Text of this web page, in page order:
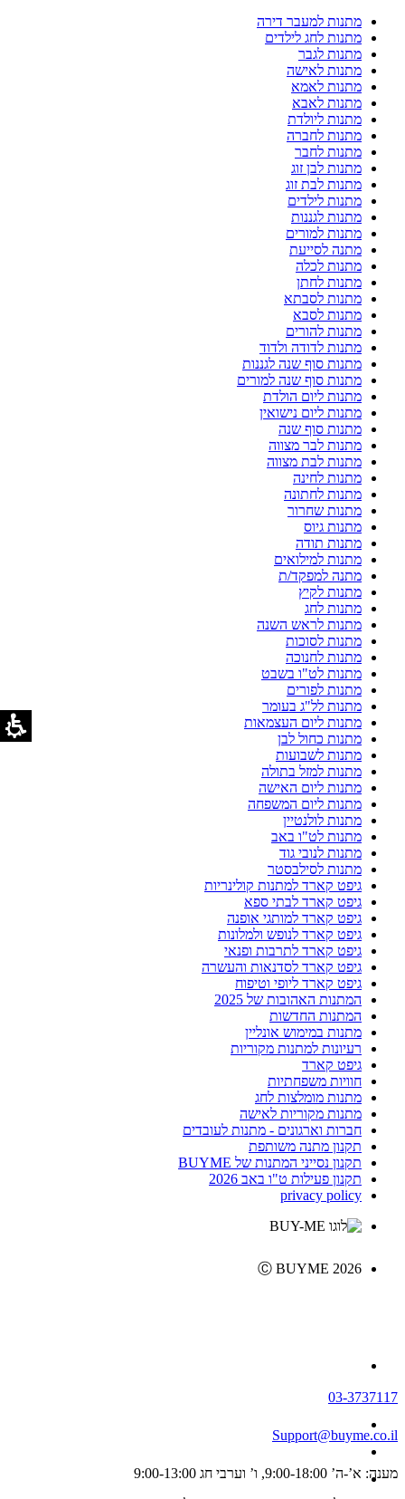
מתנות למעבר דירה
מתנות לחג לילדים
מתנות לגבר
מתנות לאישה
מתנות לאמא
מתנות לאבא
מתנות ליולדת
מתנות לחברה
מתנות לחבר
מתנות לבן זוג
מתנות לבת זוג
מתנות לילדים
מתנות לגננות
מתנות למורים
מתנה לסייעת
מתנות לכלה
מתנות לחתן
מתנות לסבתא
מתנות לסבא
מתנות להורים
מתנות לדודה ולדוד
מתנות סוף שנה לגננות
מתנות סוף שנה למורים
מתנות ליום הולדת
מתנות ליום נישואין
מתנות סוף שנה
מתנות לבר מצווה
מתנות לבת מצווה
מתנות לחינה
מתנות לחתונה
מתנות שחרור
מתנות גיוס
מתנות תודה
מתנות למילואים
מתנה למפקד/ת
מתנות לקיץ
מתנות לחג
מתנות לראש השנה
מתנות לסוכות
מתנות לחנוכה
מתנות לט"ו בשבט
מתנות לפורים
מתנות לל"ג בעומר
מתנות ליום העצמאות
מתנות כחול לבן
מתנות לשבועות
מתנות למזל בתולה
מתנות ליום האישה
מתנות ליום המשפחה
מתנות לולנטיין
מתנות לט"ו באב
מתנות לנובי גוד
מתנות לסילבסטר
גיפט קארד למתנות קולינריות
גיפט קארד לבתי ספא
גיפט קארד למותגי אופנה
גיפט קארד לנופש ולמלונות
גיפט קארד לתרבות ופנאי
גיפט קארד לסדנאות והעשרה
גיפט קארד ליופי וטיפוח
המתנות האהובות של 2025
המתנות החדשות
מתנות במימוש אונליין
רעיונות למתנות מקוריות
גיפט קארד
חוויות משפחתיות
מתנות מומלצות לחג
מתנות מקוריות לאישה
חברות וארגונים - מתנות לעובדים
תקנון מתנה משותפת
תקנון נסייני המתנות של BUYME
תקנון פעילות ט"ו באב 2026
privacy policy
Ⓒ BUYME 2026
03-3737117
Support@buyme.co.il
מענה: א’-ה’ 9:00-18:00, ו’ וערבי חג 9:00-13:00